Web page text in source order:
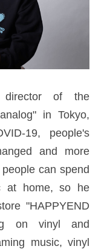
director of the
in Tokyo,
19, people's
and more
can spend
at home, so he
"HAPPYEND
on vinyl and
music, vinyl